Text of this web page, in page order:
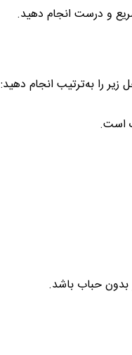
و درست انجام دهید.
را به‌ترتیب انجام دهید:
است.
بدون حباب باشد.